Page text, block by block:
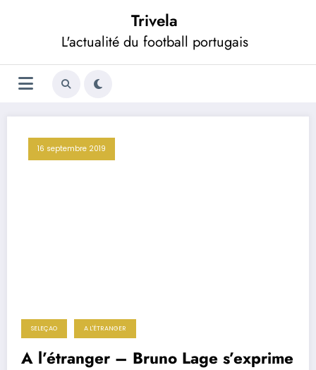
Trivela
L'actualité du football portugais
16 septembre 2019
SELEÇAO A L'ÉTRANGER
A l’étranger – Bruno Lage s’exprime